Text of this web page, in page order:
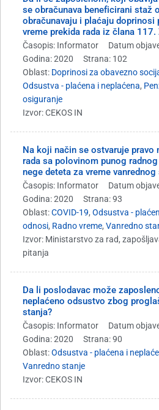
se obračunava beneficirani staž
obračunavaju i plaćaju doprinosi
vreme prekida rada iz člana 117.
Časopis: Informator Datum
Godina: 2020
Strana: 102
Oblast: Doprinosi za obavezno
Odsustva - plaćena i neplaćena,
osiguranje
Izvor: CEKOS IN
Na koji način se ostvaruje pravo
rada sa polovinom punog
nege deteta za vreme vanrednog
Časopis: Informator Datum
Godina: 2020
Strana: 93
Oblast:COVID-19, Odsustva -
odnosi, Radno vreme, Vanredno
Izvor: Ministarstvo za rad,
pitanja
Da li poslodavac može
neplaćeno odsustvo zbog
stanja?
Časopis: Informator Datum
Godina: 2020
Strana: 90
Oblast:Odsustva - plaćena i
Vanredno stanje
Izvor: CEKOS IN